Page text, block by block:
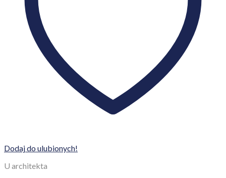
Dodaj do ulubionych!
U architekta